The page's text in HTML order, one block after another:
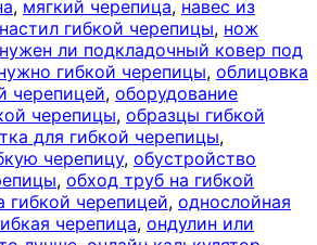
, мягкий черепица, навес из
настил гибкой черепицы, нож
нужен ли подкладочный ковер под
гибкой черепицы, облицовка
черепицей, оборудование
черепицы, образцы гибкой
для гибкой черепицы,
черепицу, обустройство
, обход труб на гибкой
гибкой черепицей, однослойная
черепица, ондулин или